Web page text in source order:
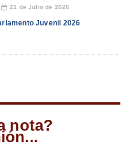
📅 21 de Julio de 2026
Juvenil 2026
nota?